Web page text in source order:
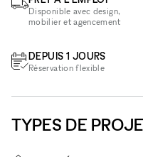
Disponible avec design,
mobilier et agencement
DEPUIS 1 JOURS
Réservation flexible
TYPES DE